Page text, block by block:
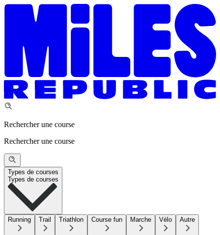
Rechercher une course
Rechercher une course
Types de courses
Types de courses
Running Trail Triathlon Course fun Marche Vélo Autre